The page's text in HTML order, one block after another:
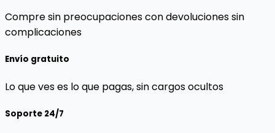
Compre sin preocupaciones con devoluciones sin
complicaciones
Envío gratuito
Lo que ves es lo que pagas, sin cargos ocultos
Soporte 24/7